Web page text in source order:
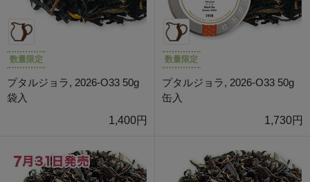
数量限定
プタルジョラ, 2026-O33 50g
袋入
1,400円
数量限定
プタルジョラ, 2026-O33 50g
缶入
1,730円